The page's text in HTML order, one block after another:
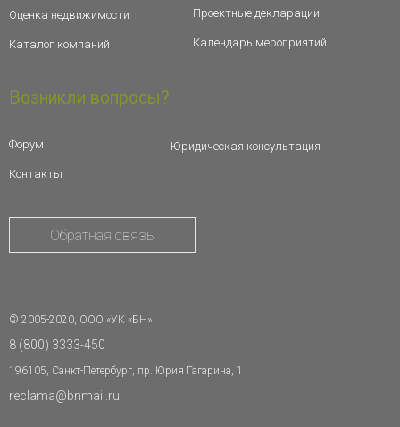
Оценка недвижимости
Каталог компаний
Проектные декларации
Календарь мероприятий
Возникли вопросы?
Форум
Контакты
Юридическая консультация
Обратная связь
© 2005-2020, ООО «УК «БН»
8 (800) 3333-450
196105, Санкт-Петербург, пр. Юрия Гагарина, 1
reclama@bnmail.ru